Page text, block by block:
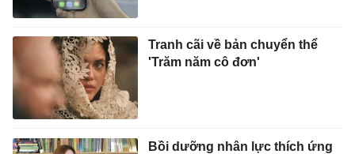
Tranh cãi về bản chuyển thể
'Trăm năm cô đơn'
Bồi dưỡng nhân lực thích ứng